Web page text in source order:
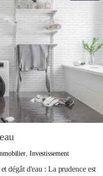
, Investissement
dégât d'eau : La prudence est